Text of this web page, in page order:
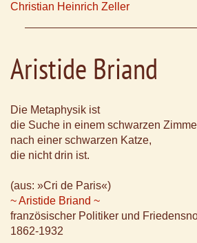
Christian Heinrich Zeller
Aristide Briand
Die Metaphysik ist
die Suche in einem schwarzen
nach einer schwarzen Katze,
die nicht drin ist.
(aus: »Cri de Paris«)
~ Aristide Briand ~
französischer Politiker und
1862-1932